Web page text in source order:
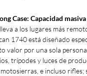
Case: Capacidad
a los lugares más
1740 está diseñado
valor por una sola persona.
trípodes y luces de
e incluso